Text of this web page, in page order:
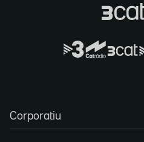
Corporatiu